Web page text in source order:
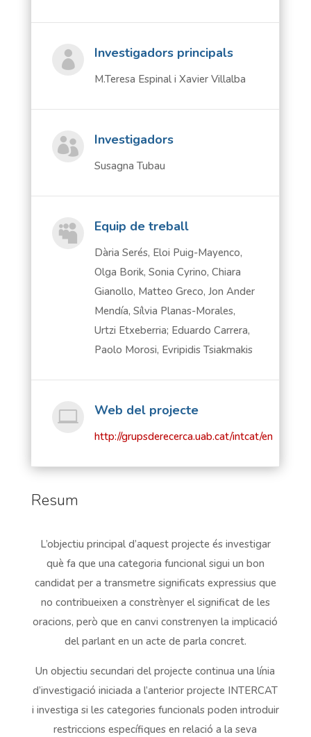
 Investigadors principals
M.Teresa Espinal i Xavier Villalba
 Investigadors
Susagna Tubau
 Equip de treball
Dària Serés, Eloi Puig-Mayenco,
Olga Borik, Sonia Cyrino, Chiara
Gianollo, Matteo Greco, Jon Ander
Mendía, Sílvia Planas-Morales,
Urtzi Etxeberria; Eduardo Carrera,
Paolo Morosi, Evripidis Tsiakmakis
 Web del projecte
http://grupsderecerca.uab.cat/intcat/en
Resum
L’objectiu principal d’aquest projecte és investigar
què fa que una categoria funcional sigui un bon
candidat per a transmetre significats expressius que
no contribueixen a constrènyer el significat de les
oracions, però que en canvi constrenyen la implicació
del parlant en un acte de parla concret.
Un objectiu secundari del projecte continua una línia
d’investigació iniciada a l’anterior projecte INTERCAT
i investiga si les categories funcionals poden introduir
restriccions específiques en relació a la seva